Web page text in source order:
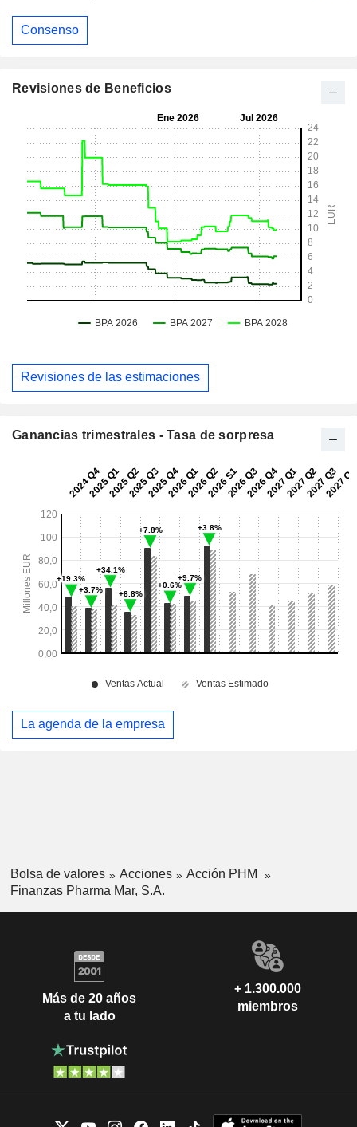
Consenso
Revisiones de Beneficios
Revisiones de las estimaciones
Ganancias trimestrales - Tasa de sorpresa
La agenda de la empresa
Bolsa de valores Acciones
Acción PHM
Finanzas Pharma Mar, S.A.
Más de 20 años
a tu lado
+ 1.300.000
miembros